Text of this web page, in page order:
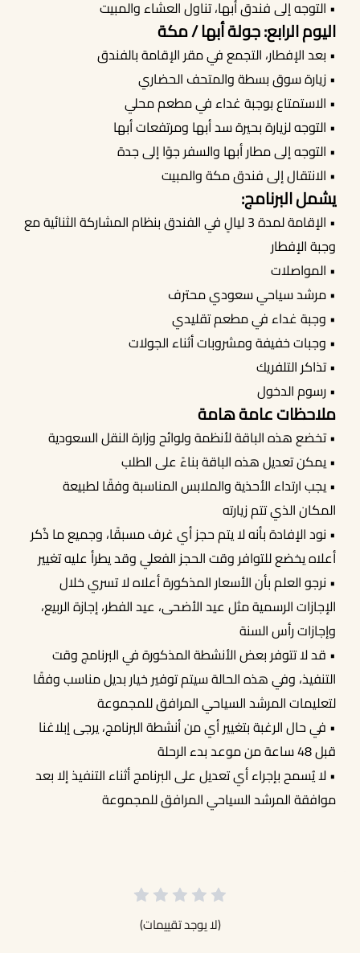
• التوجه إلى فندق أبها، تناول العشاء والمبيت
اليوم الرابع: جولة أبها / مكة
• بعد الإفطار، التجمع في مقر الإقامة بالفندق
• زيارة سوق بسطة والمتحف الحضاري
• الاستمتاع بوجبة غداء في مطعم محلي
• التوجه لزيارة بحيرة سد أبها ومرتفعات أبها
• التوجه إلى مطار أبها والسفر جوًا إلى جدة
• الانتقال إلى فندق مكة والمبيت
يشمل البرنامج:
• الإقامة لمدة 3 ليالٍ في الفندق بنظام المشاركة الثنائية مع
وجبة الإفطار
• المواصلات
• مرشد سياحي سعودي محترف
• وجبة غداء في مطعم تقليدي
• وجبات خفيفة ومشروبات أثناء الجولات
• تذاكر التلفريك
• رسوم الدخول
ملاحظات عامة هامة
• تخضع هذه الباقة لأنظمة ولوائح وزارة النقل السعودية
• يمكن تعديل هذه الباقة بناءً على الطلب
• يجب ارتداء الأحذية والملابس المناسبة وفقًا لطبيعة
المكان الذي تتم زيارته
• نود الإفادة بأنه لا يتم حجز أي غرف مسبقًا، وجميع ما ذُكر
أعلاه يخضع للتوافر وقت الحجز الفعلي وقد يطرأ عليه تغيير
• نرجو العلم بأن الأسعار المذكورة أعلاه لا تسري خلال
الإجازات الرسمية مثل عيد الأضحى، عيد الفطر، إجازة الربيع،
وإجازات رأس السنة
• قد لا تتوفر بعض الأنشطة المذكورة في البرنامج وقت
التنفيذ، وفي هذه الحالة سيتم توفير خيار بديل مناسب وفقًا
لتعليمات المرشد السياحي المرافق للمجموعة
• في حال الرغبة بتغيير أي من أنشطة البرنامج، يرجى إبلاغنا
قبل 48 ساعة من موعد بدء الرحلة
• لا يُسمح بإجراء أي تعديل على البرنامج أثناء التنفيذ إلا بعد
موافقة المرشد السياحي المرافق للمجموعة
(لا يوجد تقييمات)